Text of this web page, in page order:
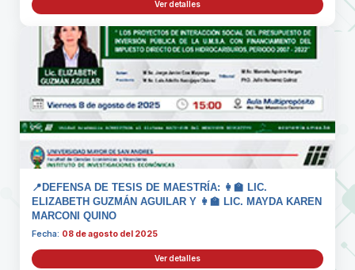
Ver detalles
📍DEFENSA DE TESIS DE MAESTRÍA: 👩‍🏫 LIC.
ELIZABETH GUZMÁN AGUILAR Y 👩‍🏫 LIC. MAYDA KAREN
MARCONI QUINO
Fecha: 08 de agosto del 2025
Ver detalles